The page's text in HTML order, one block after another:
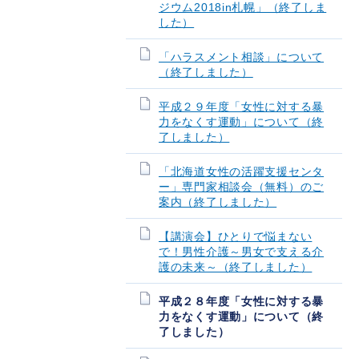
ジウム2018in札幌」（終了しま
した）
「ハラスメント相談」について
（終了しました）
平成２９年度「女性に対する暴
力をなくす運動」について（終
了しました）
「北海道女性の活躍支援センタ
ー」専門家相談会（無料）のご
案内（終了しました）
【講演会】ひとりで悩まない
で！男性介護～男女で支える介
護の未来～（終了しました）
平成２８年度「女性に対する暴
力をなくす運動」について（終
了しました）